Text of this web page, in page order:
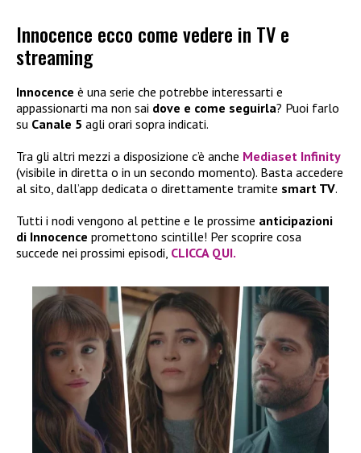
Innocence ecco come vedere in TV e
streaming
Innocence è una serie che potrebbe interessarti e
appassionarti ma non sai dove e come seguirla? Puoi farlo
su Canale 5 agli orari sopra indicati.
Tra gli altri mezzi a disposizione c’è anche Mediaset Infinity
(visibile in diretta o in un secondo momento). Basta accedere
al sito, dall’app dedicata o direttamente tramite smart TV.
Tutti i nodi vengono al pettine e le prossime anticipazioni
di Innocence promettono scintille! Per scoprire cosa
succede nei prossimi episodi, CLICCA QUI.